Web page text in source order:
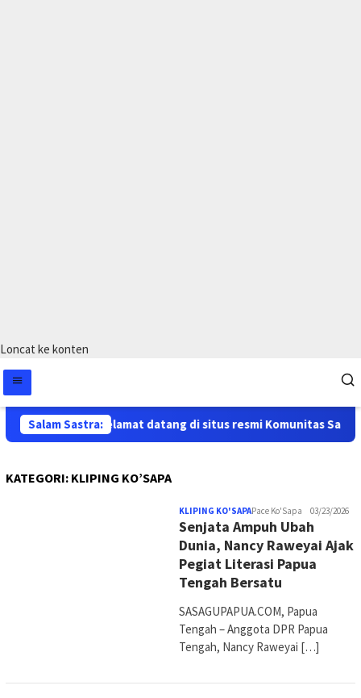
Loncat ke konten
Salam Sastra:Selamat datang di situs resmi Komunitas Sastra
KATEGORI: KLIPING KO’SAPA
KLIPING KO'SAPAPace Ko'Sapa 03/23/2026
Senjata Ampuh Ubah
Dunia, Nancy Raweyai Ajak
Pegiat Literasi Papua
Tengah Bersatu
SASAGUPAPUA.COM, Papua
Tengah – Anggota DPR Papua
Tengah, Nancy Raweyai […]